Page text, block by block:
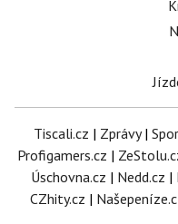
Tiscali.cz | Zprávy|
Profigamers.cz |
Úschovna.cz | Nedd.cz |
CZhity.cz |